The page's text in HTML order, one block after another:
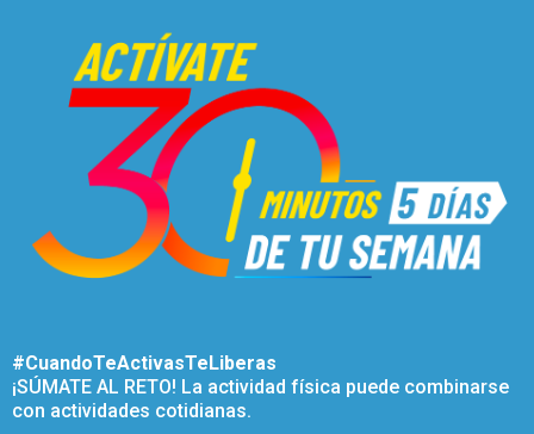
#CuandoTeActivasTeLiberas
¡SÚMATE AL RETO! La actividad física puede combinarse
con actividades cotidianas.